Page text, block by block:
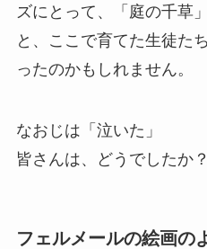
ズにとって、「庭の千草
と、ここで育てた生徒た
ったのかもしれません。
なおじは「泣いた」
皆さんは、どうでしたか？
フェルメールの絵画の